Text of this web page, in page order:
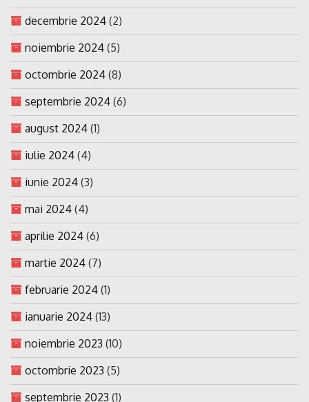
decembrie 2024 (2)
noiembrie 2024 (5)
octombrie 2024 (8)
septembrie 2024 (6)
august 2024 (1)
iulie 2024 (4)
iunie 2024 (3)
mai 2024 (4)
aprilie 2024 (6)
martie 2024 (7)
februarie 2024 (1)
ianuarie 2024 (13)
noiembrie 2023 (10)
octombrie 2023 (5)
septembrie 2023 (1)